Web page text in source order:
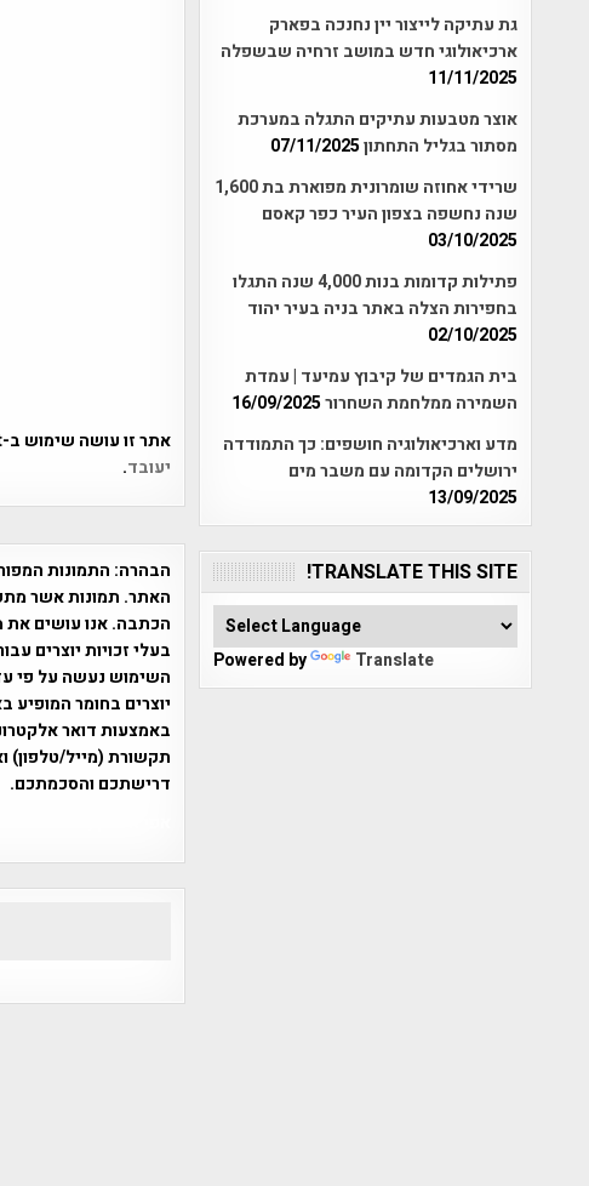
אתר זו עושה שימוש ב-Akismet כדי לסנן תגובות זבל.
יעובד.
הבהרה: התמונות
האתר. תמונות אשר
הכתבה. אנו עושים את
בעלי זכויות יוצרים
יוצרים בחומר המופיע
תקשורת (מייל/טלפון)
דרישתכם והסכמתכם.
גת עתיקה לייצור יין נחנכה בפארק
ארכיאולוגי חדש במושב זרחיה שבשפלה
11/11/2025
אוצר מטבעות עתיקים התגלה במערכת
מסתור בגליל התחתון07/11/2025
שרידי אחוזה שומרונית מפוארת בת 1,600
שנה נחשפה בצפון העיר כפר קאסם
03/10/2025
פתילות קדומות בנות 4,000 שנה התגלו
בחפירות הצלה באתר בניה בעיר יהוד
02/10/2025
בית הגמדים של קיבוץ עמיעד | עמדת
השמירה ממלחמת השחרור16/09/2025
מדע וארכיאולוגיה חושפים: כך התמודדה
ירושלים הקדומה עם משבר מים
13/09/2025
TRANSLATE THIS SITE!
Powered by Translate